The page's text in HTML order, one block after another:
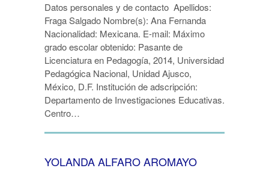
Datos personales y de contacto Apellidos:
Fraga Salgado Nombre(s): Ana Fernanda
Nacionalidad: Mexicana. E-mail: Máximo
grado escolar obtenido: Pasante de
Licenciatura en Pedagogía, 2014, Universidad
Pedagógica Nacional, Unidad Ajusco,
México, D.F. Institución de adscripción:
Departamento de Investigaciones Educativas.
Centro…
YOLANDA ALFARO AROMAYO